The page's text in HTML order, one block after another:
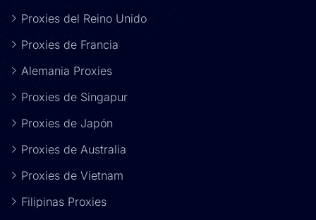
Proxies del Reino Unido
Proxies de Francia
Alemania Proxies
Proxies de Singapur
Proxies de Japón
Proxies de Australia
Proxies de Vietnam
Filipinas Proxies